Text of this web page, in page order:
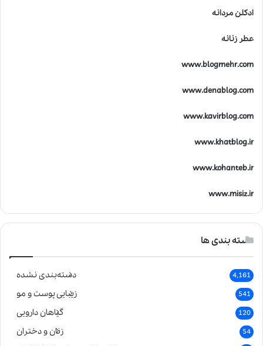
ادکلن مردانه
عطر زنانه
www.blogmehr.com
www.denablog.com
www.kavirblog.com
www.khatblog.ir
www.kohanteb.ir
www.misiz.ir
دسته بندی ها
دسته‌بندی نشده 4,161
زیبایی پوست و مو 541
گیاهان دارویی 120
زنان و دختران 54